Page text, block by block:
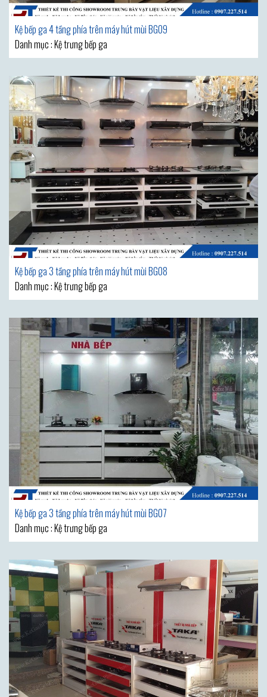
Kệ bếp ga 4 tầng phía trên máy hút mùi BG09
Danh mục : Kệ trưng bếp ga
Kệ bếp ga 3 tầng phía trên máy hút mùi BG08
Danh mục : Kệ trưng bếp ga
Kệ bếp ga 3 tầng phía trên máy hút mùi BG07
Danh mục : Kệ trưng bếp ga